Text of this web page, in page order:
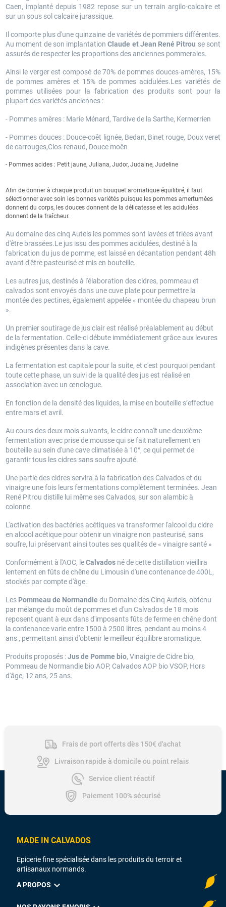
Caen, implanté depuis 1982 repose sur un terrain argilo-calcaire et
sur un sous sol calcaire jurassique.
Il comporte plus d'une quinzaine de variétés de pommiers différentes.
Au moment de son implantationClaude et Jean René Pitrou se sont
assurés de respecter les proportions des anciennes pommeraies.
Ainsi le verger est composé de 70% de pommes douces-amères, 15%
de pommes amères et 15% de pommes acidulées.Les variétés de
pommes utilisées pour la fabrication des produits sont pour la
plupart des variétés anciennes :
- Pommes amères : Marie Ménard, Tardive de la Sarthe, Kermerrien
- Pommes douces : Douce-coêt lignée, Bedan, Binet rouge, Doux veret
de carrouges,Clos-renaud, Douce moën
- Pommes acides : Petit jaune, Juliana, Judor, Judaine, Judeline
Afin de donner à chaque produit un bouquet aromatique équilibré, il faut
sélectionner avec soin les bonnes variétés puisque les pommes amertumées
donnent du corps, les douces donnent de la délicatesse et les acidulées
donnent de la fraîcheur.
Au domaine des cinq Autels les pommes sont lavées et triées avant
d'être brassées.Le jus issu des pommes acidulées, destiné à la
fabrication du jus de pomme, est laissé en décantation pendant 48h
avant d'être pasteurisé et mis en bouteille.
Les autres jus, destinés à l'élaboration des cidres, pommeau et
calvados sont envoyés dans une cuve plate pour permettre la
montée des pectines, également appelée « montée du chapeau brun
».
Un premier soutirage de jus clair est réalisé préalablement au début
de la fermentation. Celle-ci débute immédiatement grâce aux levures
indigènes présentes dans la cave.
La fermentation est capitale pour la suite, et c'est pourquoi pendant
toute cette phase, un suivi de la qualité des jus est réalisé en
association avec un œnologue.
En fonction de la densité des liquides, la mise en bouteille s’effectue
entre mars et avril.
Au cours des deux mois suivants, le cidre connaît une deuxième
fermentation avec prise de mousse qui se fait naturellement en
bouteille au sein d'une cave climatisée à 10°, ce qui permet de
garantir tous les cidres sans soufre ajouté.
Une partie des cidres servira à la fabrication des Calvados et du
vinaigre une fois leurs fermentations complètement terminées. Jean
René Pitrou distille lui même ses Calvados, sur son alambic à
colonne.
L'activation des bactéries acétiques va transformer l'alcool du cidre
en alcool acétique pour obtenir un vinaigre non pasteurisé, sans
soufre, lui préservant ainsi toutes ses qualités de « vinaigre santé »
Conformément à l'AOC, leCalvados né de cette distillation vieillira
lentement en fûts de chêne du Limousin d'une contenance de 400L,
stockés par compte d'âge.
Les Pommeau de Normandie du Domaine des Cinq Autels, obtenu
par mélange du moût de pommes et d'un Calvados de 18 mois
reposent quant à eux dans d'imposants fûts de ferme en chêne dont
la contenance varie entre 1500 à 2500 litres, pendant au moins 4
ans , permettant ainsi d'obtenir le meilleur équilibre aromatique.
Produits proposés :Jus de Pomme bio, Vinaigre de Cidre bio,
Pommeau de Normandie bio AOP, Calvados AOP bio VSOP, Hors
d'âge, 12 ans, 25 ans.
Frais de port offerts dès 150€ d'achat
Livraison rapide à domicile ou point relais
Service client réactif
Paiement 100% sécurisé
MADE IN CALVADOS
Epicerie fine spécialisée dans les produits du terroir et
artisanaux normands.
A PROPOS expand_more